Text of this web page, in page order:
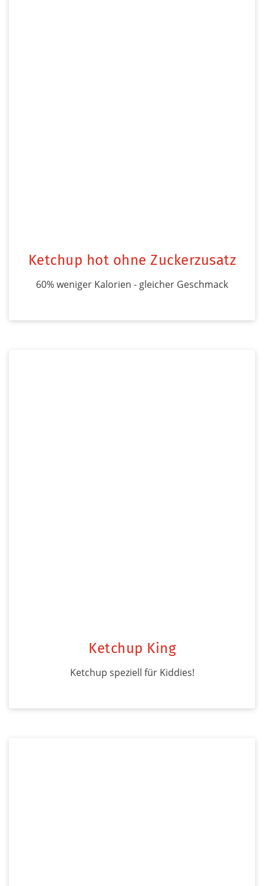
Ketchup hot ohne Zuckerzusatz
60% weniger Kalorien - gleicher Geschmack
Ketchup King
Ketchup speziell für Kiddies!